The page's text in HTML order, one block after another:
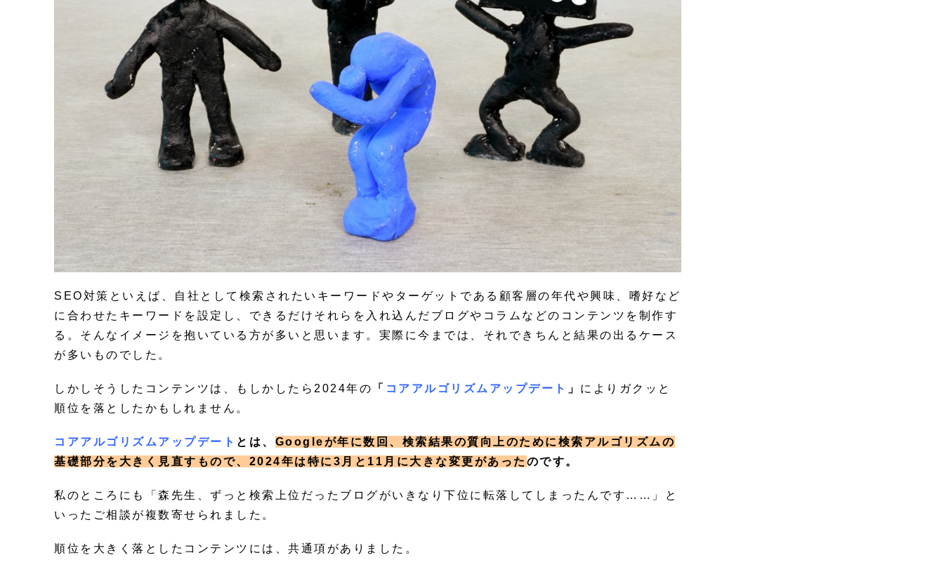
SEO対策といえば、自社として検索されたいキーワードやターゲットである顧客層の年代や興味、嗜好など
に合わせたキーワードを設定し、できるだけそれらを入れ込んだブログやコラムなどのコンテンツを制作す
る。そんなイメージを抱いている方が多いと思います。実際に今までは、それできちんと結果の出るケース
が多いものでした。
しかしそうしたコンテンツは、もしかしたら2024年の 「 コアアルゴリズムアップデート 」 によりガクッと
順位を落としたかもしれません。
コアアルゴリズムアップデート とは、 Googleが年に数回、検索結果の質向上のために検索アルゴリズムの
基礎部分を大きく見直すもので、2024年は特に3月と11月に大きな変更があった のです。
私のところにも「森先生、ずっと検索上位だったブログがいきなり下位に転落してしまったんです……」と
いったご相談が複数寄せられました。
順位を大きく落としたコンテンツには、共通項がありました。